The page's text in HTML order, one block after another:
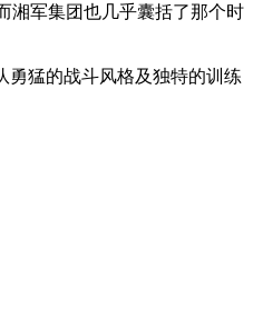
湘军集团也几乎囊括了那个时
勇猛的战斗风格及独特的训练